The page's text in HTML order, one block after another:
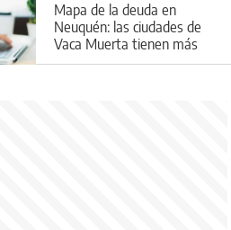
Mapa de la deuda en
Neuquén: las ciudades de
Vaca Muerta tienen más
deudores en mora